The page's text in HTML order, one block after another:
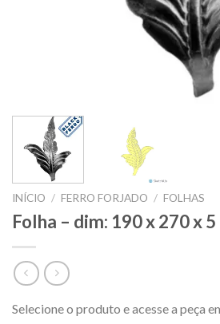
INÍCIO / FERRO FORJADO / FOLHAS
Folha – dim: 190 x 270 x 5
Selecione o produto e acesse a peça